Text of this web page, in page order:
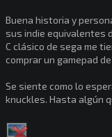
Buena historia y
sus indie equivalentes
C clásico de sega me
comprar un gamepad
Se siente como lo
knuckles. Hasta algún